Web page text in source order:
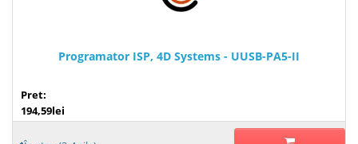
Programator ISP, 4D Systems - UUSB-PA5-II
Pret:
194,59lei